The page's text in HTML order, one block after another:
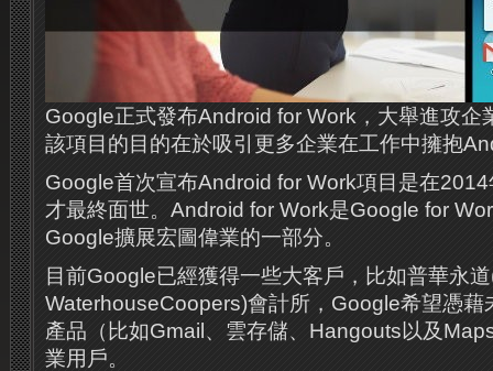
Google正式發布Android for Work，大舉進攻企
該項目的目的在於吸引更多企業在工作中擁抱
Google首次宣布Android for Work項目是在
才最終面世。Android for Work是Google for
Google擴展宏圖偉業的一部分。
目前Google已經獲得一些大客戶，比如普華永
WaterhouseCoopers)會計所，Google希望憑藉
產品（比如Gmail、雲存儲、Hangouts以及
業用戶。